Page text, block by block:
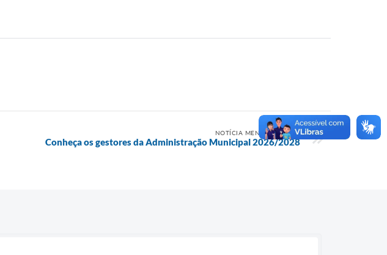
NOTÍCIA MENOS RECENTE
Conheça os gestores da Administração Municipal 2026/2028